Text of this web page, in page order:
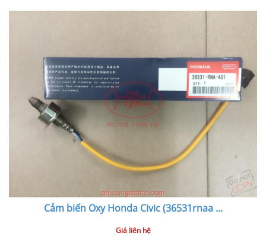
Cảm biến Oxy Honda Civic (36531rnaa...
Giá liên hệ